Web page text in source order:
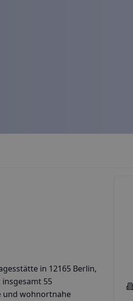
in 12165 Berlin,
55
und wohnortnahe